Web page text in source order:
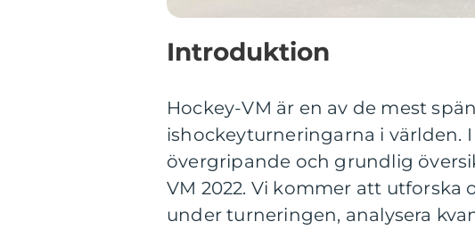
Introduktion
Hockey-VM är en av de mest
ishockeyturneringarna i världen.
övergripande och grundlig
VM 2022. Vi kommer att utforska
under turneringen, analysera